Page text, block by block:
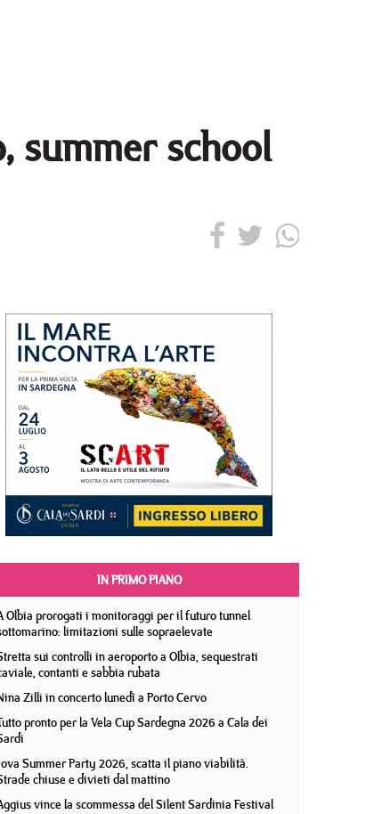
summer school
IN PRIMO PIANO
Olbia prorogati i monitoraggi per il futuro tunnel
limitazioni sulle sopraelevate
sui controlli in aeroporto a Olbia, sequestrati
contanti e sabbia rubata
Zilli in concerto lunedì a Porto Cervo
pronto per la Vela Cup Sardegna 2026 a Cala dei
Summer Party 2026, scatta il piano viabilità.
chiuse e divieti dal mattino
vince la scommessa del Silent Sardinia Festival